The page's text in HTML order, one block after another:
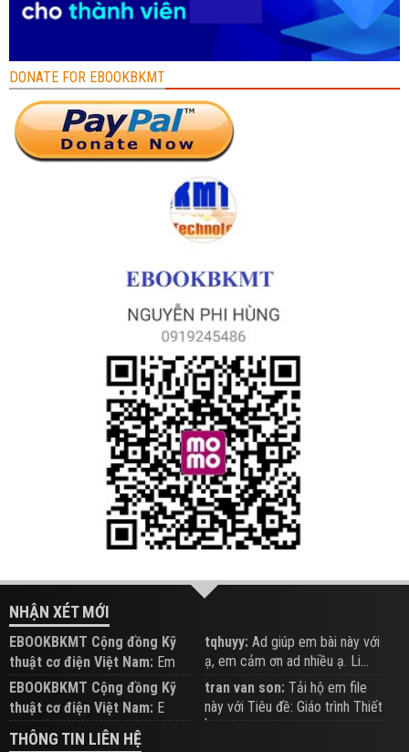
DONATE FOR EBOOKBKMT
NHẬN XÉT MỚI
EBOOKBKMT Cộng đồng Kỹ
thuật cơ điện Việt Nam: Em
đăng trên Group hỗ trợ nhé
tqhuyy: Ad giúp em bài này với
ạ, em cảm ơn ad nhiều ạ. Li...
EBOOKBKMT Cộng đồng Kỹ
thuật cơ điện Việt Nam: E
xem hỗ trợ trên Group
tran van son: Tải hộ em file
này với Tiêu đề: Giáo trình Thiết
b...
THÔNG TIN LIÊN HỆ